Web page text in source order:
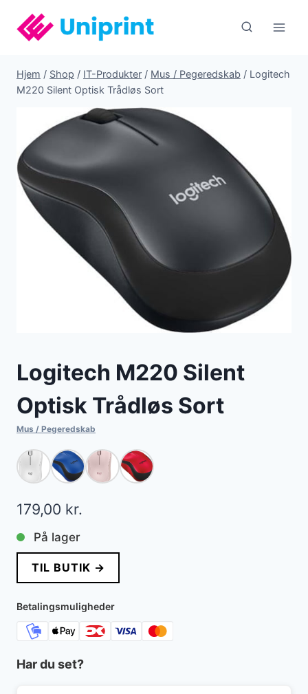
indhold
Hjem / Shop / IT-Produkter / Mus / Pegeredskab / Logitech
M220 Silent Optisk Trådløs Sort
Logitech M220 Silent
Optisk Trådløs Sort
Mus / Pegeredskab
179,00 kr.
På lager
TIL BUTIK →
Betalingsmuligheder
Har du set?